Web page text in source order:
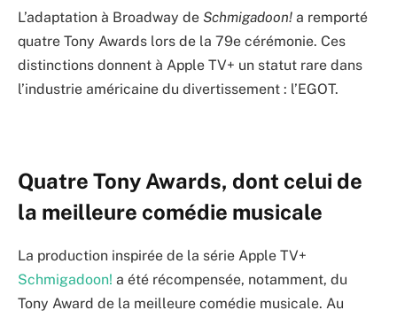
L’adaptation à Broadway de Schmigadoon! a remporté
quatre Tony Awards lors de la 79e cérémonie. Ces
distinctions donnent à Apple TV+ un statut rare dans
l’industrie américaine du divertissement : l’EGOT.
Quatre Tony Awards, dont celui de
la meilleure comédie musicale
La production inspirée de la série Apple TV+
Schmigadoon! a été récompensée, notamment, du
Tony Award de la meilleure comédie musicale. Au